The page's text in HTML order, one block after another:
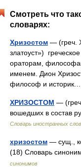
Смотреть что
словарях:
Хризостом — (греч.
златоуст»)
ораторам,
именем. Дион
философ и
ХРИЗОСТОМ —
вошедших в состав
Словарь иностранных
хризостом — сущ.,
(18) Словарь
синонимов